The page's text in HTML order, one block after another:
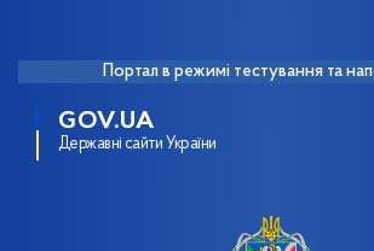
Портал в режимі тестування та
GOV.UA
Державні сайти України